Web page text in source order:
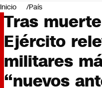
Negocios
Deportes
Programas completos
Cultura
Servicios
Bits
CNN tiempo
Inicio País
Tras
Ejército
militares
“nuevos